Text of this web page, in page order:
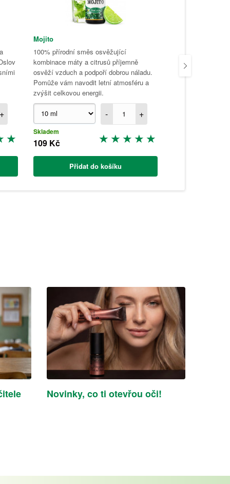
+
Mojito
100% přírodní směs osvěžující
kombinace máty a citrusů příjemně
osvěží vzduch a podpoří dobrou náladu.
Pomůže vám navodit letní atmosféru a
zvýšit celkovou energii.
- +
Skladem
109 Kč
Přidat do košíku
esenciálních
Dodá energii a
Novinky, co ti otevřou oči!